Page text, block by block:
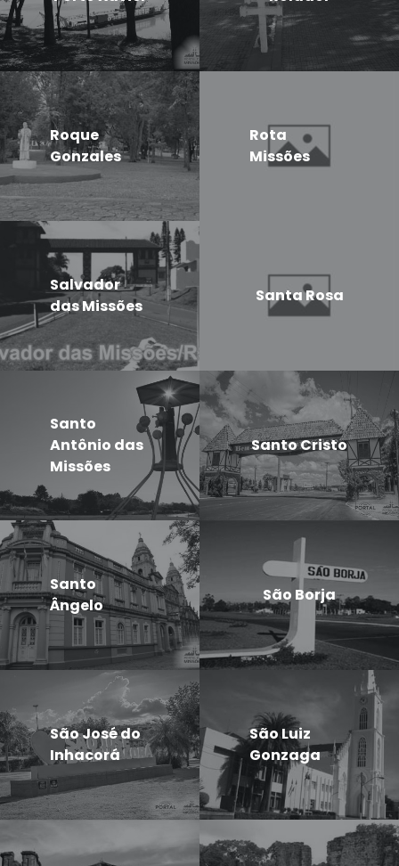
Roque
Gonzales
Rota
Missões
Salvador
das Missões
Santa Rosa
Santo
Antônio das
Missões
Santo Cristo
Santo
Ângelo
São Borja
São José do
Inhacorá
São Luiz
Gonzaga